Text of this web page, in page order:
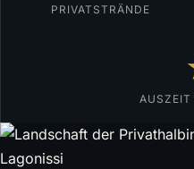
PRIVATSTRÄNDE
AUSZEIT